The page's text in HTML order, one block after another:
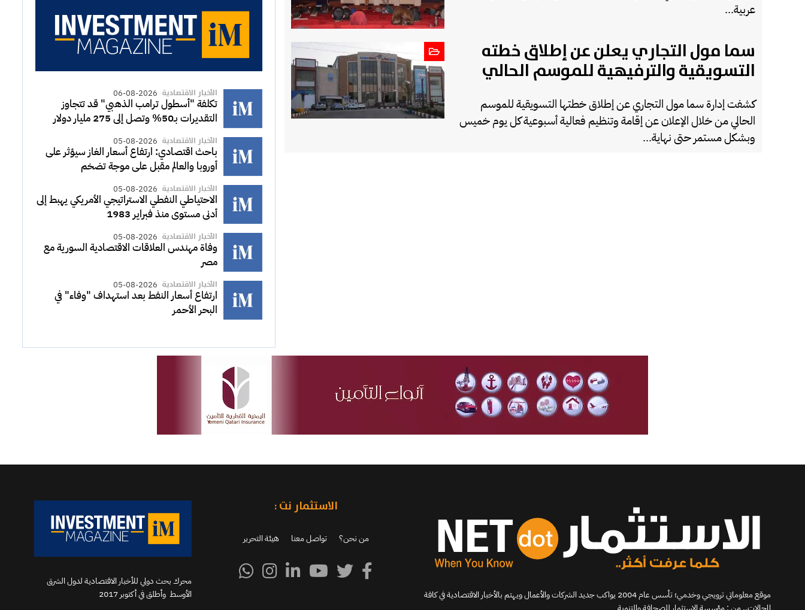
عربية...
سما مول التجاري يعلن عن إطلاق خطته
التسويقية والترفيهية للموسم الحالي
كشفت إدارة سما مول التجاري عن إطلاق خطتها التسويقية للموسم
الحالي من خلال الإعلان عن إقامة وتنظيم فعالية أسبوعية كل يوم خميس
وبشكل مستمر حتى نهاية...
الأخبار الاقتصادية 06-08-2026
تكلفة "أسطول ترامب الذهبي" قد تتجاوز
التقديرات بـ50% وتصل إلى 275 مليار دولار
الأخبار الاقتصادية 05-08-2026
باحث اقتصادي: ارتفاع أسعار الغاز سيؤثر على
أوروبا والعالم مقبل على موجة تضخم
الأخبار الاقتصادية 05-08-2026
الاحتياطي النفطي الاستراتيجي الأمريكي يهبط إلى
أدنى مستوى منذ فبراير 1983
الأخبار الاقتصادية 05-08-2026
وفاة مهندس العلاقات الاقتصادية السورية مع
مصر
الأخبار الاقتصادية 05-08-2026
ارتفاع أسعار النفط بعد استهداف "وفاء" في
البحر الأحمر
موقع معلوماتي ترويجي وخدمي؛ تأسس عام 2004 يواكب جديد الشركات والأعمال ويهتم بالأخبار الاقتصادية في كافة
الاستثمار نت :
من نحن؟ تواصل معنا هيئة التحرير
محرك بحث دولي للأخبار الاقتصادية لدول الشرق
الأوسط وأطلق في أكتوبر 2017‬